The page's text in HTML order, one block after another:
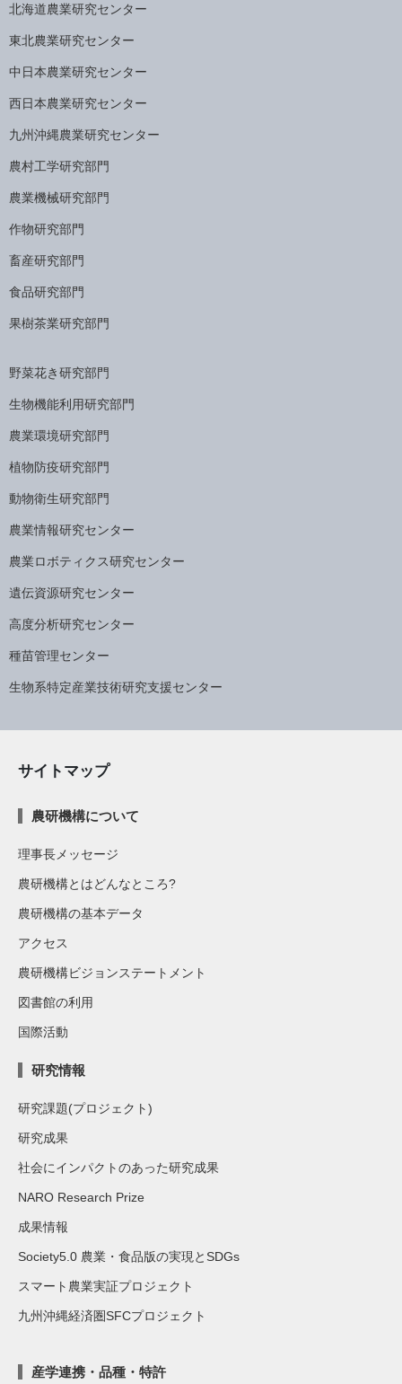
北海道農業研究センター
東北農業研究センター
中日本農業研究センター
西日本農業研究センター
九州沖縄農業研究センター
農村工学研究部門
農業機械研究部門
作物研究部門
畜産研究部門
食品研究部門
果樹茶業研究部門
野菜花き研究部門
生物機能利用研究部門
農業環境研究部門
植物防疫研究部門
動物衛生研究部門
農業情報研究センター
農業ロボティクス研究センター
遺伝資源研究センター
高度分析研究センター
種苗管理センター
生物系特定産業技術研究支援センター
サイトマップ
農研機構について
理事長メッセージ
農研機構とはどんなところ?
農研機構の基本データ
アクセス
農研機構ビジョンステートメント
図書館の利用
国際活動
研究情報
研究課題(プロジェクト)
研究成果
社会にインパクトのあった研究成果
NARO Research Prize
成果情報
Society5.0 農業・食品版の実現とSDGs
スマート農業実証プロジェクト
九州沖縄経済圏SFCプロジェクト
産学連携・品種・特許